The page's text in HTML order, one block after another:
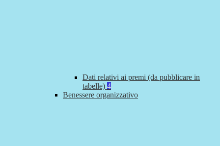
Dati relativi ai premi (da pubblicare in
tabelle) 4
Benessere organizzativo